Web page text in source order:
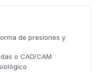
de presiones y
o CAD/CAM